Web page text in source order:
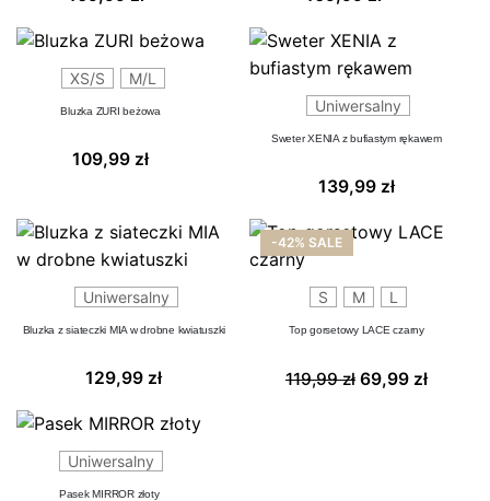
XS/S M/L
Bluzka ZURI beżowa
109,99 zł
Uniwersalny
Sweter XENIA z bufiastym rękawem
139,99 zł
Uniwersalny
Bluzka z siateczki MIA w drobne kwiatuszki
129,99 zł
-42% SALE
S M L
Top gorsetowy LACE czarny
119,99zł Pierwotna
69,99 zł
Uniwersalny
Pasek MIRROR złoty